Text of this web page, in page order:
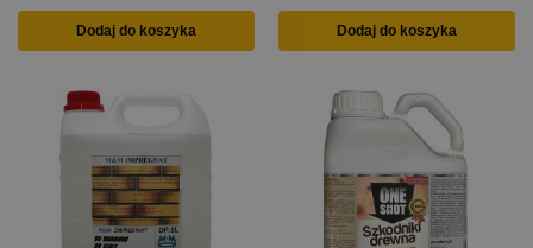
Dodaj do koszyka Dodaj do koszyka